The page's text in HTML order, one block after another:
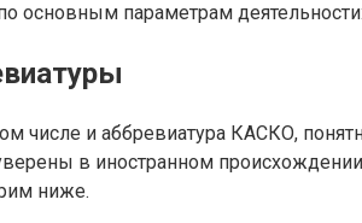
основным параметрам деятельности:
числе и аббревиатура КАСКО,
в иностранном
ниже.